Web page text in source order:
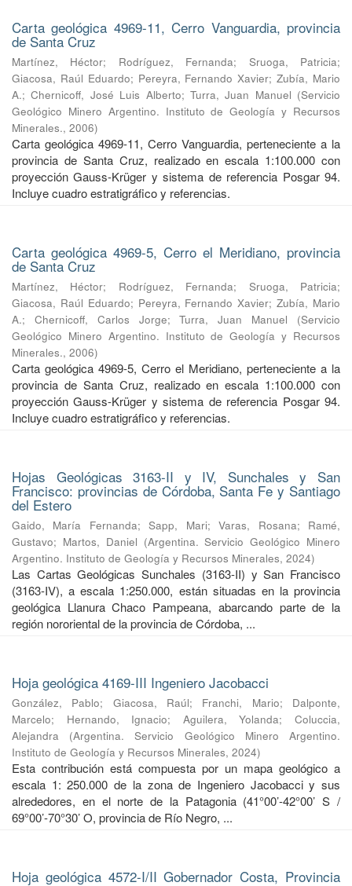
Carta geológica 4969-11, Cerro Vanguardia, provincia
de Santa Cruz
Martínez, Héctor; Rodríguez, Fernanda; Sruoga, Patricia;
Giacosa, Raúl Eduardo; Pereyra, Fernando Xavier;Zubía, Mario
A.;Chernicoff, José Luis Alberto; Turra, Juan Manuel (Servicio
Geológico Minero Argentino. Instituto de Geología y Recursos
Minerales., 2006)
Carta geológica 4969-11, Cerro Vanguardia, perteneciente a la
provincia de Santa Cruz, realizado en escala 1:100.000 con
proyección Gauss-Krüger y sistema de referencia Posgar 94.
Incluye cuadro estratigráfico y referencias.
Carta geológica 4969-5, Cerro el Meridiano, provincia
de Santa Cruz
Martínez, Héctor; Rodríguez, Fernanda; Sruoga, Patricia;
Giacosa, Raúl Eduardo; Pereyra, Fernando Xavier;Zubía, Mario
A.; Chernicoff, Carlos Jorge;Turra, Juan Manuel (Servicio
Geológico Minero Argentino. Instituto de Geología y Recursos
Minerales., 2006)
Carta geológica 4969-5, Cerro el Meridiano, perteneciente a la
provincia de Santa Cruz, realizado en escala 1:100.000 con
proyección Gauss-Krüger y sistema de referencia Posgar 94.
Incluye cuadro estratigráfico y referencias.
Hojas Geológicas 3163-II y IV, Sunchales y San
Francisco: provincias de Córdoba, Santa Fe y Santiago
del Estero
Gaido, María Fernanda;Sapp, Mari;Varas, Rosana; Ramé,
Gustavo; Martos, Daniel (Argentina. Servicio Geológico Minero
Argentino. Instituto de Geología y Recursos Minerales, 2024)
Las Cartas Geológicas Sunchales (3163-II) y San Francisco
(3163-IV), a escala 1:250.000, están situadas en la provincia
geológica Llanura Chaco Pampeana, abarcando parte de la
región nororiental de la provincia de Córdoba, ...
Hoja geológica 4169-III Ingeniero Jacobacci
González, Pablo; Giacosa, Raúl; Franchi, Mario; Dalponte,
Marcelo; Hernando, Ignacio; Aguilera, Yolanda;Coluccia,
Alejandra
(Argentina. Servicio Geológico Minero Argentino.
Instituto de Geología y Recursos Minerales, 2024)
Esta contribución está compuesta por un mapa geológico a
escala 1: 250.000 de la zona de Ingeniero Jacobacci y sus
alrededores, en el norte de la Patagonia (41°00’-42°00’ S /
69°00’-70°30’ O, provincia de Río Negro, ...
Hoja geológica 4572-I/II Gobernador Costa, Provincia